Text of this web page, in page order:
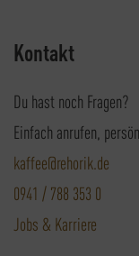
Kontakt
Du hast noch Fragen?
Einfach anrufen,
kaffee@rehorik.de
0941 / 788 353 0
Jobs & Karriere